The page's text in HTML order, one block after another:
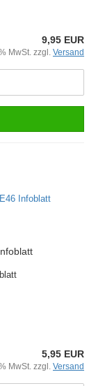
9,95 EUR
MwSt. zzgl. Versand
5,95 EUR
MwSt. zzgl. Versand